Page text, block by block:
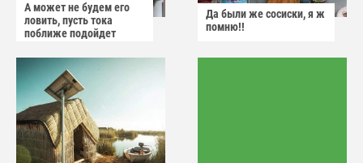
А может не будем его
ловить, пусть тока
поближе подойдет
Да были же сосиски, я ж
помню!!